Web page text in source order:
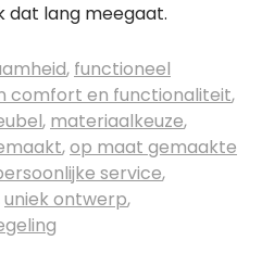
dat lang meegaat.
, functioneel
comfort en functionaliteit,
, materiaalkeuze,
,op maat gemaakte
service,
uniek ontwerp,